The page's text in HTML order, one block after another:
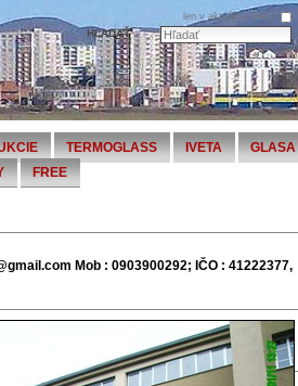
len v aktuálnej sekcii
TERMOGLASS IVETA
GLASA
FREE
Mob : 0903900292; IČO : 41222377,